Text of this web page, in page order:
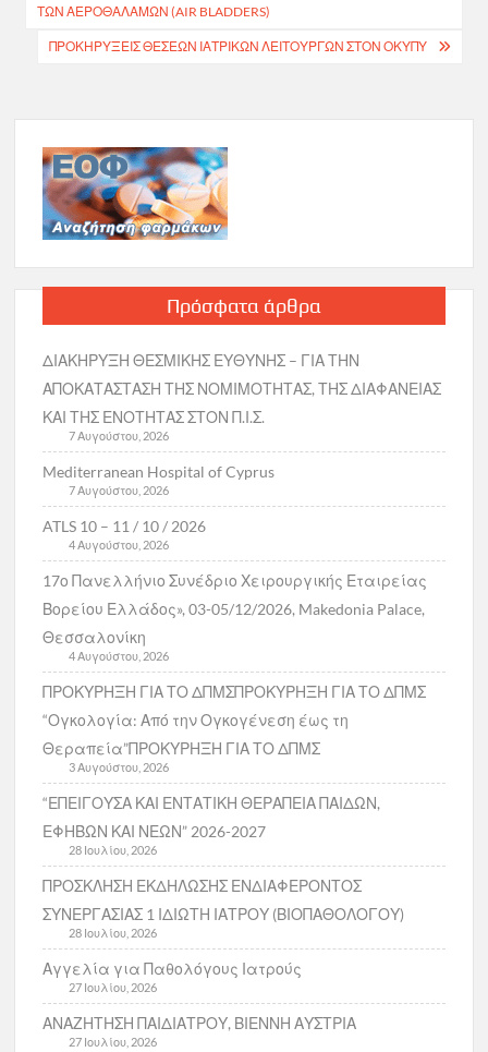
ΤΩΝ ΑΕΡΟΘΑΛΑΜΩΝ (AIR BLADDERS)
ΠΡΟΚΗΡΎΞΕΙΣ ΘΈΣΕΩΝ ΙΑΤΡΙΚΏΝ ΛΕΙΤΟΥΡΓΏΝ ΣΤΟΝ ΟΚΥΠΥ
Πρόσφατα άρθρα
ΔΙΑΚΗΡΥΞΗ ΘΕΣΜΙΚΗΣ ΕΥΘΥΝΗΣ – ΓΙΑ ΤΗΝ
ΑΠΟΚΑΤΑΣΤΑΣΗ ΤΗΣ ΝΟΜΙΜΟΤΗΤΑΣ, ΤΗΣ ΔΙΑΦΑΝΕΙΑΣ
ΚΑΙ ΤΗΣ ΕΝΟΤΗΤΑΣ ΣΤΟΝ Π.Ι.Σ.
7 Αυγούστου, 2026
Mediterranean Hospital of Cyprus
7 Αυγούστου, 2026
ATLS 10 – 11 / 10 / 2026
4 Αυγούστου, 2026
17ο Πανελλήνιο Συνέδριο Χειρουργικής Εταιρείας
Βορείου Ελλάδος», 03-05/12/2026, Makedonia Palace,
Θεσσαλονίκη
4 Αυγούστου, 2026
ΠΡΟΚΥΡΗΞΗ ΓΙΑ ΤΟ ΔΠΜΣΠΡΟΚΥΡΗΞΗ ΓΙΑ ΤΟ ΔΠΜΣ
“Ογκολογία: Από την Ογκογένεση έως τη
Θεραπεία”ΠΡΟΚΥΡΗΞΗ ΓΙΑ ΤΟ ΔΠΜΣ
3 Αυγούστου, 2026
“ΕΠΕΙΓΟΥΣΑ ΚΑΙ ΕΝΤΑΤΙΚΗ ΘΕΡΑΠΕΙΑ ΠΑΙΔΩΝ,
ΕΦΗΒΩΝ ΚΑΙ ΝΕΩΝ” 2026-2027
28 Ιουλίου, 2026
ΠΡΟΣΚΛΗΣΗ ΕΚΔΗΛΩΣΗΣ ΕΝΔΙΑΦΕΡΟΝΤΟΣ
ΣΥΝΕΡΓΑΣΙΑΣ 1 ΙΔΙΩΤΗ ΙΑΤΡΟΥ (ΒΙΟΠΑΘΟΛΟΓΟΥ)
28 Ιουλίου, 2026
Αγγελία για Παθολόγους Ιατρούς
27 Ιουλίου, 2026
ΑΝΑΖΗΤΗΣΗ ΠΑΙΔΙΑΤΡΟΥ, ΒΙΕΝΝΗ ΑΥΣΤΡΙΑ
27 Ιουλίου, 2026